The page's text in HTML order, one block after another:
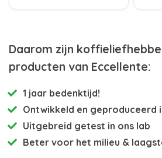
Daarom zijn
producten van Eccellente:
1 jaar bedenktijd!
Ontwikkeld en geproduceerd
Uitgebreid getest in ons lab
Beter voor het milieu &